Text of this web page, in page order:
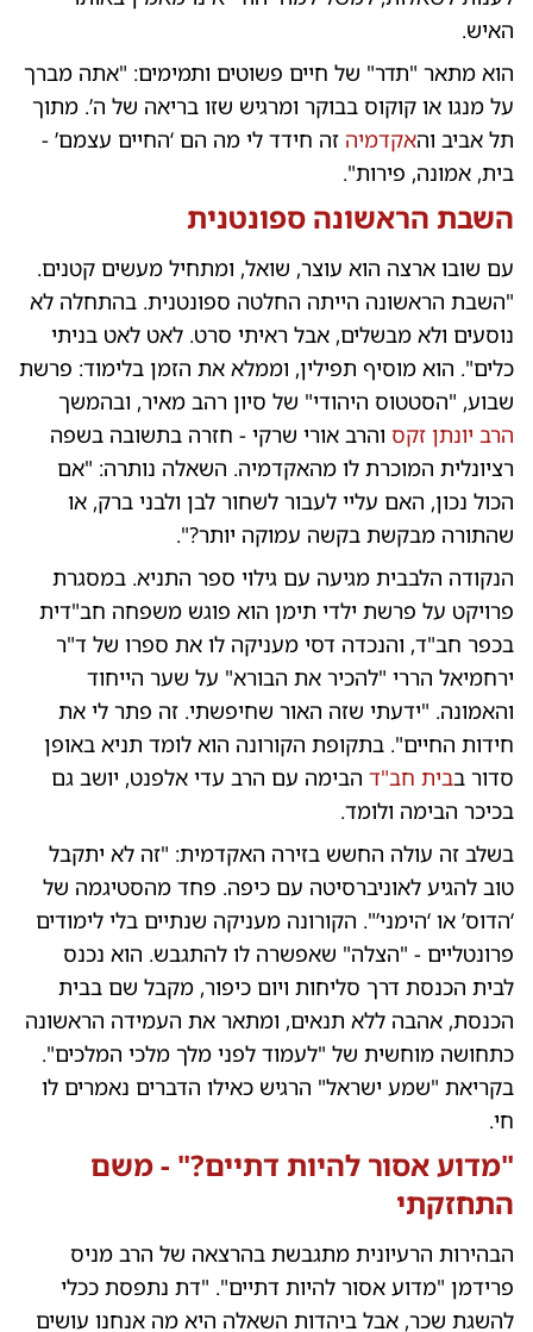
האיש.
הוא מתאר "תדר" של חיים פשוטים ותמימים: "אתה מברך
על מנגו או קוקוס בבוקר ומרגיש שזו בריאה של ה’. מתוך
תל אביב והאקדמיה זה חידד לי מה הם ‘החיים עצמם’ -
בית, אמונה, פירות".
השבת הראשונה ספונטנית
עם שובו ארצה הוא עוצר, שואל, ומתחיל מעשים קטנים.
"השבת הראשונה הייתה החלטה ספונטנית. בהתחלה לא
נוסעים ולא מבשלים, אבל ראיתי סרט. לאט לאט בניתי
כלים". הוא מוסיף תפילין, וממלא את הזמן בלימוד: פרשת
שבוע, "הסטטוס היהודי" של סיון רהב מאיר, ובהמשך
הרב יונתן זקס והרב אורי שרקי - חזרה בתשובה בשפה
רציונלית המוכרת לו מהאקדמיה. השאלה נותרה: "אם
הכול נכון, האם עליי לעבור לשחור לבן ולבני ברק, או
שהתורה מבקשת בקשה עמוקה יותר?".
הנקודה הלבבית מגיעה עם גילוי ספר התניא. במסגרת
פרויקט על פרשת ילדי תימן הוא פוגש משפחה חב"דית
בכפר חב"ד, והנכדה דסי מעניקה לו את ספרו של ד"ר
ירחמיאל הררי "להכיר את הבורא" על שער הייחוד
והאמונה. "ידעתי שזה האור שחיפשתי. זה פתר לי את
חידות החיים". בתקופת הקורונה הוא לומד תניא באופן
סדור בבית חב"ד הבימה עם הרב עדי אלפנט, יושב גם
בכיכר הבימה ולומד.
בשלב זה עולה החשש בזירה האקדמית: "זה לא יתקבל
טוב להגיע לאוניברסיטה עם כיפה. פחד מהסטיגמה של
‘הדוס’ או ‘הימני’". הקורונה מעניקה שנתיים בלי לימודים
פרונטליים - "הצלה" שאפשרה לו להתגבש. הוא נכנס
לבית הכנסת דרך סליחות ויום כיפור, מקבל שם בבית
הכנסת, אהבה ללא תנאים, ומתאר את העמידה הראשונה
כתחושה מוחשית של "לעמוד לפני מלך מלכי המלכים".
בקריאת "שמע ישראל" הרגיש כאילו הדברים נאמרים לו
חי.
"מדוע אסור להיות דתיים?" - משם
התחזקתי
הבהירות הרעיונית מתגבשת בהרצאה של הרב מניס
פרידמן "מדוע אסור להיות דתיים". "דת נתפסת ככלי
להשגת שכר, אבל ביהדות השאלה היא מה אנחנו עושים